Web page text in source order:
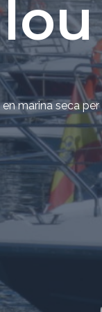
en marina seca
Nàutic Salou